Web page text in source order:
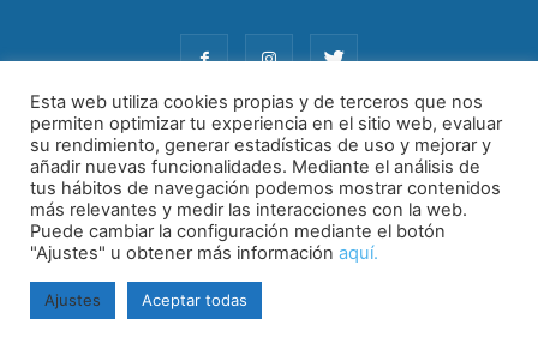
Aviso legal|Política de cookies|Política de privacidad
Esta web utiliza cookies propias y de terceros que nos
permiten optimizar tu experiencia en el sitio web, evaluar
su rendimiento, generar estadísticas de uso y mejorar y
añadir nuevas funcionalidades. Mediante el análisis de
tus hábitos de navegación podemos mostrar contenidos
más relevantes y medir las interacciones con la web.
Puede cambiar la configuración mediante el botón
"Ajustes" u obtener más información aquí.
Ajustes Aceptar todas